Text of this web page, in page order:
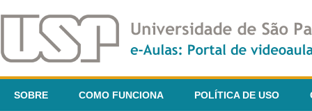
SOBRE COMO FUNCIONA POLÍTICA DE USO